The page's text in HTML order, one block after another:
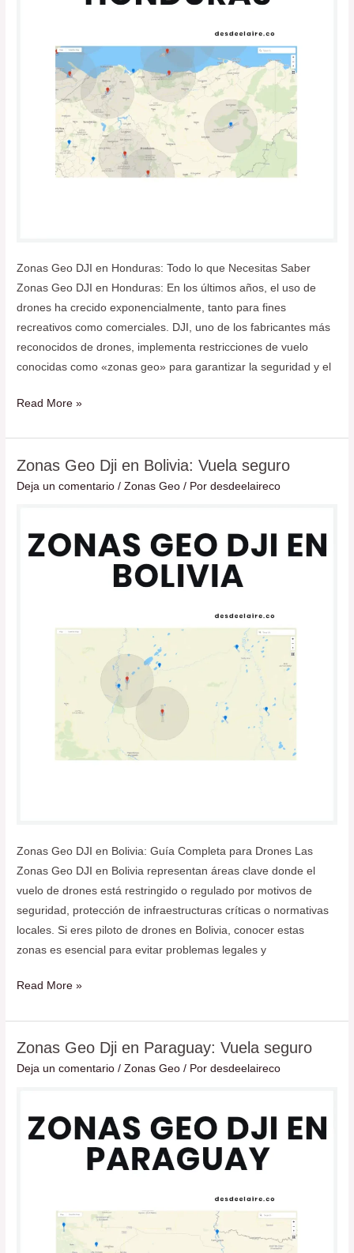
Zonas Geo DJI en Honduras: Todo lo que Necesitas Saber
Zonas Geo DJI en Honduras: En los últimos años, el uso de
drones ha crecido exponencialmente, tanto para fines
recreativos como comerciales. DJI, uno de los fabricantes más
reconocidos de drones, implementa restricciones de vuelo
conocidas como «zonas geo» para garantizar la seguridad y el
Read More »
Zonas Geo Dji en Bolivia: Vuela seguro
Deja un comentario /Zonas Geo / Pordesdeelaireco
Zonas Geo DJI en Bolivia: Guía Completa para Drones Las
Zonas Geo DJI en Bolivia representan áreas clave donde el
vuelo de drones está restringido o regulado por motivos de
seguridad, protección de infraestructuras críticas o normativas
locales. Si eres piloto de drones en Bolivia, conocer estas
zonas es esencial para evitar problemas legales y
Zonas
Geo
Bolivia:
Read More »
Zonas Geo Dji en Paraguay: Vuela seguro
Deja un comentario /Zonas Geo / Pordesdeelaireco
Zonas
Geo
Paraguay: